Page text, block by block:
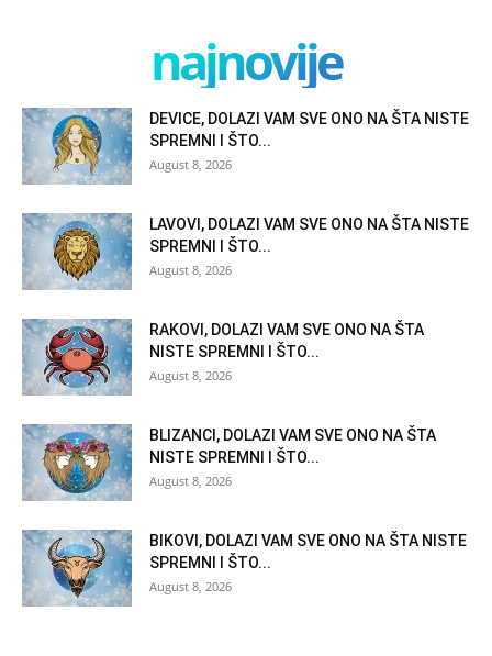
najnovije
DEVICE, DOLAZI VAM SVE ONO NA ŠTA NISTE
SPREMNI I ŠTO...
August 8, 2026
LAVOVI, DOLAZI VAM SVE ONO NA ŠTA NISTE
SPREMNI I ŠTO...
August 8, 2026
RAKOVI, DOLAZI VAM SVE ONO NA ŠTA
NISTE SPREMNI I ŠTO...
August 8, 2026
BLIZANCI, DOLAZI VAM SVE ONO NA ŠTA
NISTE SPREMNI I ŠTO...
August 8, 2026
BIKOVI, DOLAZI VAM SVE ONO NA ŠTA NISTE
SPREMNI I ŠTO...
August 8, 2026